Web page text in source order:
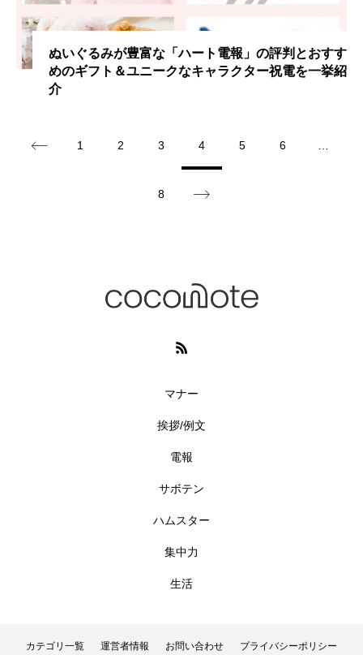
ぬいぐるみが豊富な「ハート電報」の評判とおすす
めのギフト＆ユニークなキャラクター祝電を一挙紹
介
1 2 3 4 5 6
8
マナー
挨拶/例文
電報
サボテン
ハムスター
集中力
生活
カテゴリ一覧 運営者情報 お問い合わせ プライバシーポリシー